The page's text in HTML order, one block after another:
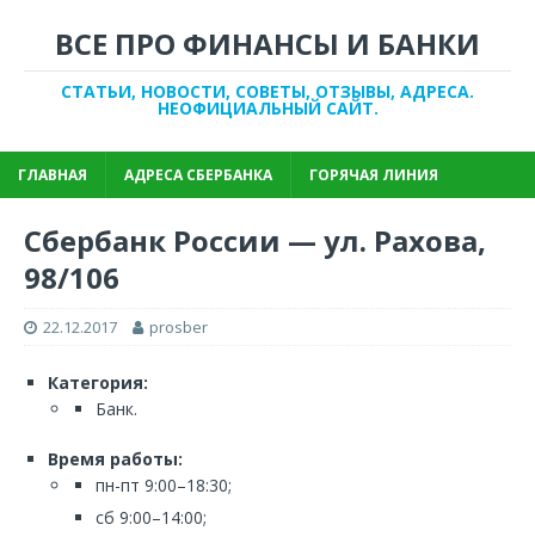
ВСЕ ПРО ФИНАНСЫ И БАНКИ
СТАТЬИ, НОВОСТИ, СОВЕТЫ, ОТЗЫВЫ, АДРЕСА.
НЕОФИЦИАЛЬНЫЙ САЙТ.
ГЛАВНАЯ АДРЕСА СБЕРБАНКА ГОРЯЧАЯ ЛИНИЯ
Сбербанк России — ул. Рахова,
98/106
22.12.2017 prosber
Категория:
Банк.
Время работы:
пн-пт 9:00–18:30;
сб 9:00–14:00;